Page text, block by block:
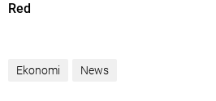
Red
Ekonomi News